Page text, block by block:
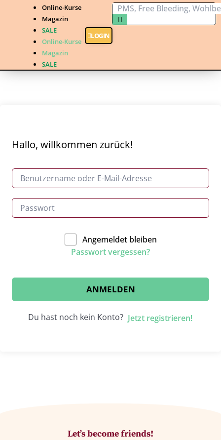
Online-Kurse
Magazin
SALE
Online-Kurse
Magazin
SALE
LOGIN
Hallo, willkommen zurück!
Angemeldet bleiben
Passwort vergessen?
ANMELDEN
Du hast noch kein Konto? Jetzt registrieren!
Let’s become friends!